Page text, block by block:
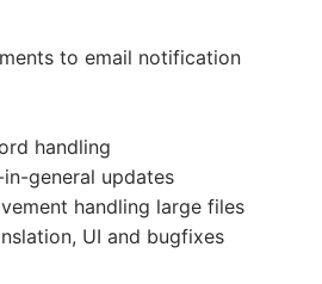
to email notification
handling
general updates
handling large files
UI and bugfixes